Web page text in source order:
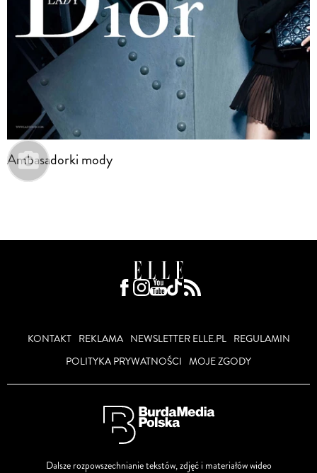
Ambasadorki mody
KONTAKT REKLAMA NEWSLETTER ELLE.PL
REGULAMIN
POLITYKA PRYWATNOŚCI MOJE ZGODY
Dalsze rozpowszechnianie tekstów, zdjęć i materiałów wideo